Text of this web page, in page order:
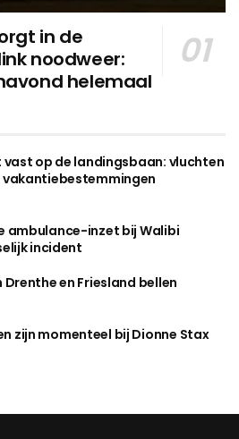
in de
noodweer:
helemaal
op de landingsbaan: vluchten
ambulance-inzet bij Walibi
incident
en Friesland bellen
zijn momenteel bij Dionne Stax